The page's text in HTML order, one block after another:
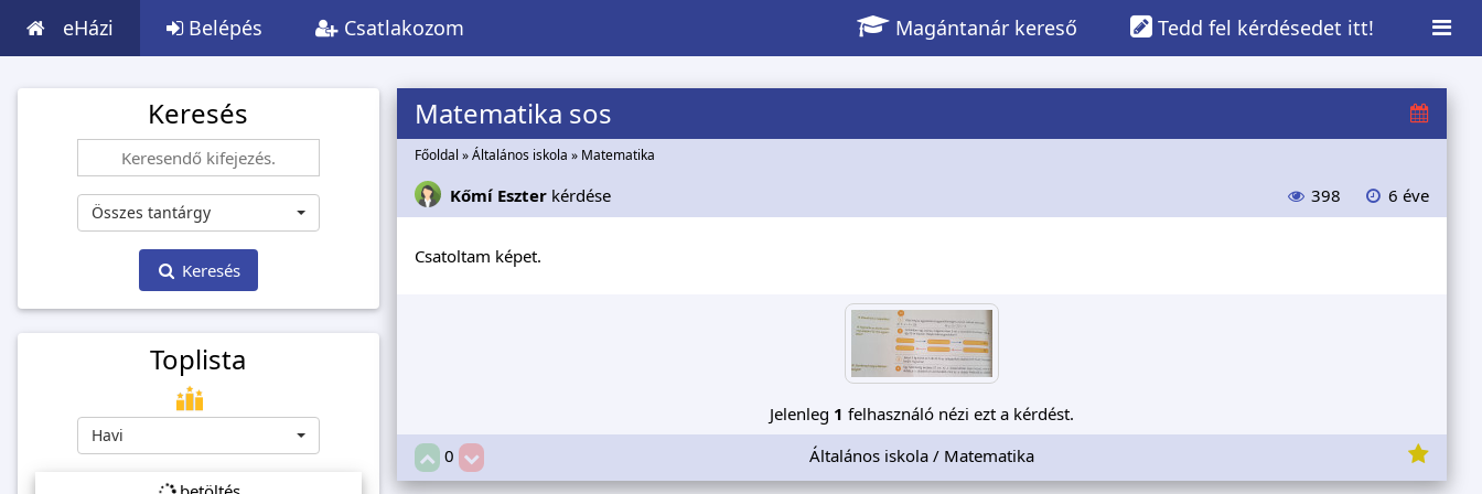
eHázi Belépés Csatlakozom Tedd fel kérdésedet itt!
Magántanár kereső
Keresés
Összes tantárgy
Keresés
Toplista
Havi
Matematika sos
Főoldal »Általános iskola » Matematika
Kőmí Eszter kérdése 398 6 éve
Csatoltam képet.
Jelenleg 1 felhasználó nézi ezt a kérdést.
0
Általános iskola / Matematika